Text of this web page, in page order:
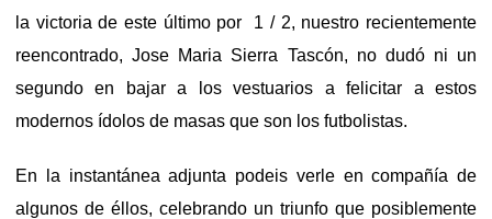
la victoria de este último por 1 / 2, nuestro recientemente
reencontrado, Jose Maria Sierra Tascón, no dudó ni un
segundo en bajar a los vestuarios a felicitar a estos
modernos ídolos de masas que son los futbolistas.
En la instantánea adjunta podeis verle en compañía de
algunos de éllos, celebrando un triunfo que posiblemente